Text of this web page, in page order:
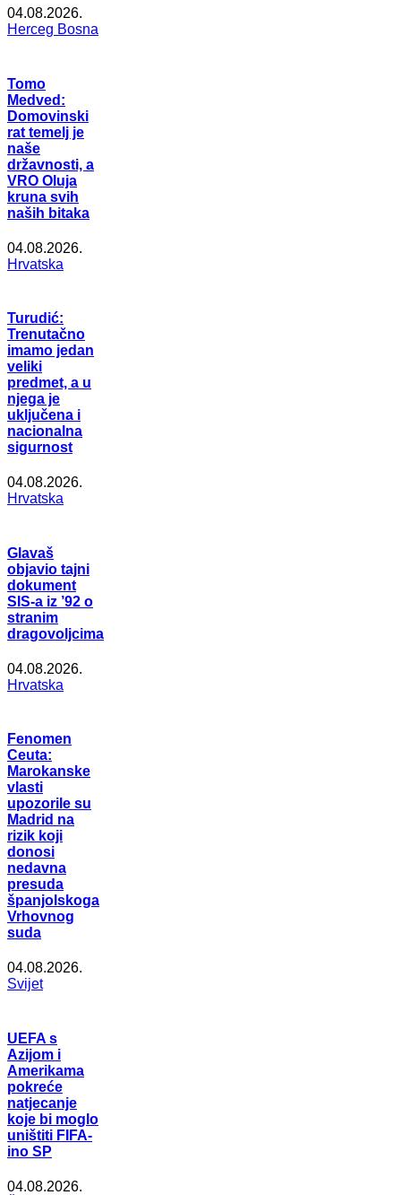
04.08.2026.
Herceg Bosna
Tomo
Medved:
Domovinski
rat temelj je
naše
državnosti, a
VRO Oluja
kruna svih
naših bitaka
04.08.2026.
Hrvatska
Turudić:
Trenutačno
imamo jedan
veliki
predmet, a u
njega je
uključena i
nacionalna
sigurnost
04.08.2026.
Hrvatska
Glavaš
objavio tajni
dokument
SIS-a iz ’92 o
stranim
dragovoljcima
04.08.2026.
Hrvatska
Fenomen
Ceuta:
Marokanske
vlasti
upozorile su
Madrid na
rizik koji
donosi
nedavna
presuda
španjolskoga
Vrhovnog
suda
04.08.2026.
Svijet
UEFA s
Azijom i
Amerikama
pokreće
natjecanje
koje bi moglo
uništiti FIFA-
ino SP
04.08.2026.